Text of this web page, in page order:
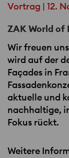
Vortrag | 12.
ZAK World of
Wir freuen
wird auf der
Façades in
aktuelle und
nachhaltige,
Fokus rückt.
Weitere